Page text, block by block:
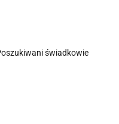
świadkowie